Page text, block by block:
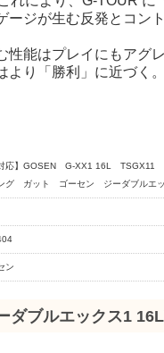
ージが生む反発とコン
性能はプレイにもアグ
より「勝利」に近づく。
対応】GOSEN G-XX1 16L
グ ガット ゴーセン ジーダブルエッ
ン
ダブルエックス1